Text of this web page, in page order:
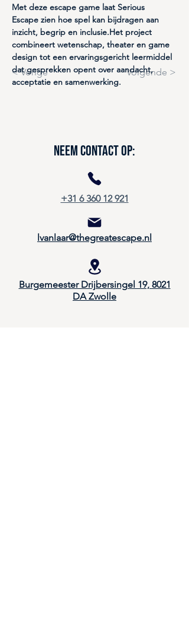
< Vorige Volgende >
Met deze escape game laat Serious
Escape zien hoe spel kan bijdragen aan
inzicht, begrip en inclusie.Het project
combineert wetenschap, theater en game
design tot een ervaringsgericht leermiddel
dat gesprekken opent over aandacht,
acceptatie en samenwerking.
Neem contact op:
+31 6 360 12 921
lvanlaar@thegreatescape.nl
Burgemeester Drijbersingel 19, 8021
DA Zwolle